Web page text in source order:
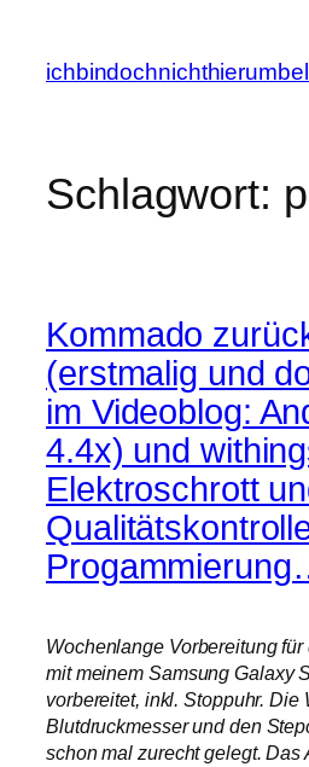
springen
Schlagwort:
Kommado
(erstmalig und
im Videoblog:
4.4x) und
Elektroschrott
Wochenlange Vorbereitung für
mit meinem Samsung Galaxy
vorbereitet, inkl. Stoppuhr. Die
Blutdruckmesser und den
schon mal zurecht gelegt. Das